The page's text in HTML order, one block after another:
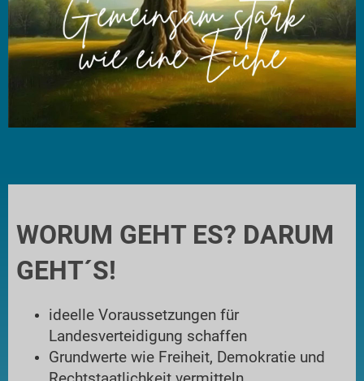
WORUM GEHT ES? DARUM
GEHT´S!
ideelle Voraussetzungen für
Landesverteidigung schaffen
Grundwerte wie Freiheit, Demokratie und